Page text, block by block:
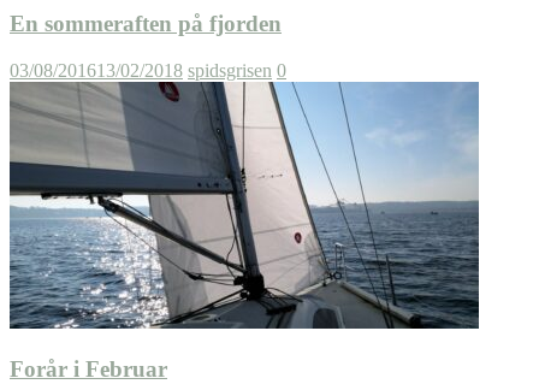
En sommeraften på fjorden
03/08/201613/02/2018 spidsgrisen 0
Forår i Februar